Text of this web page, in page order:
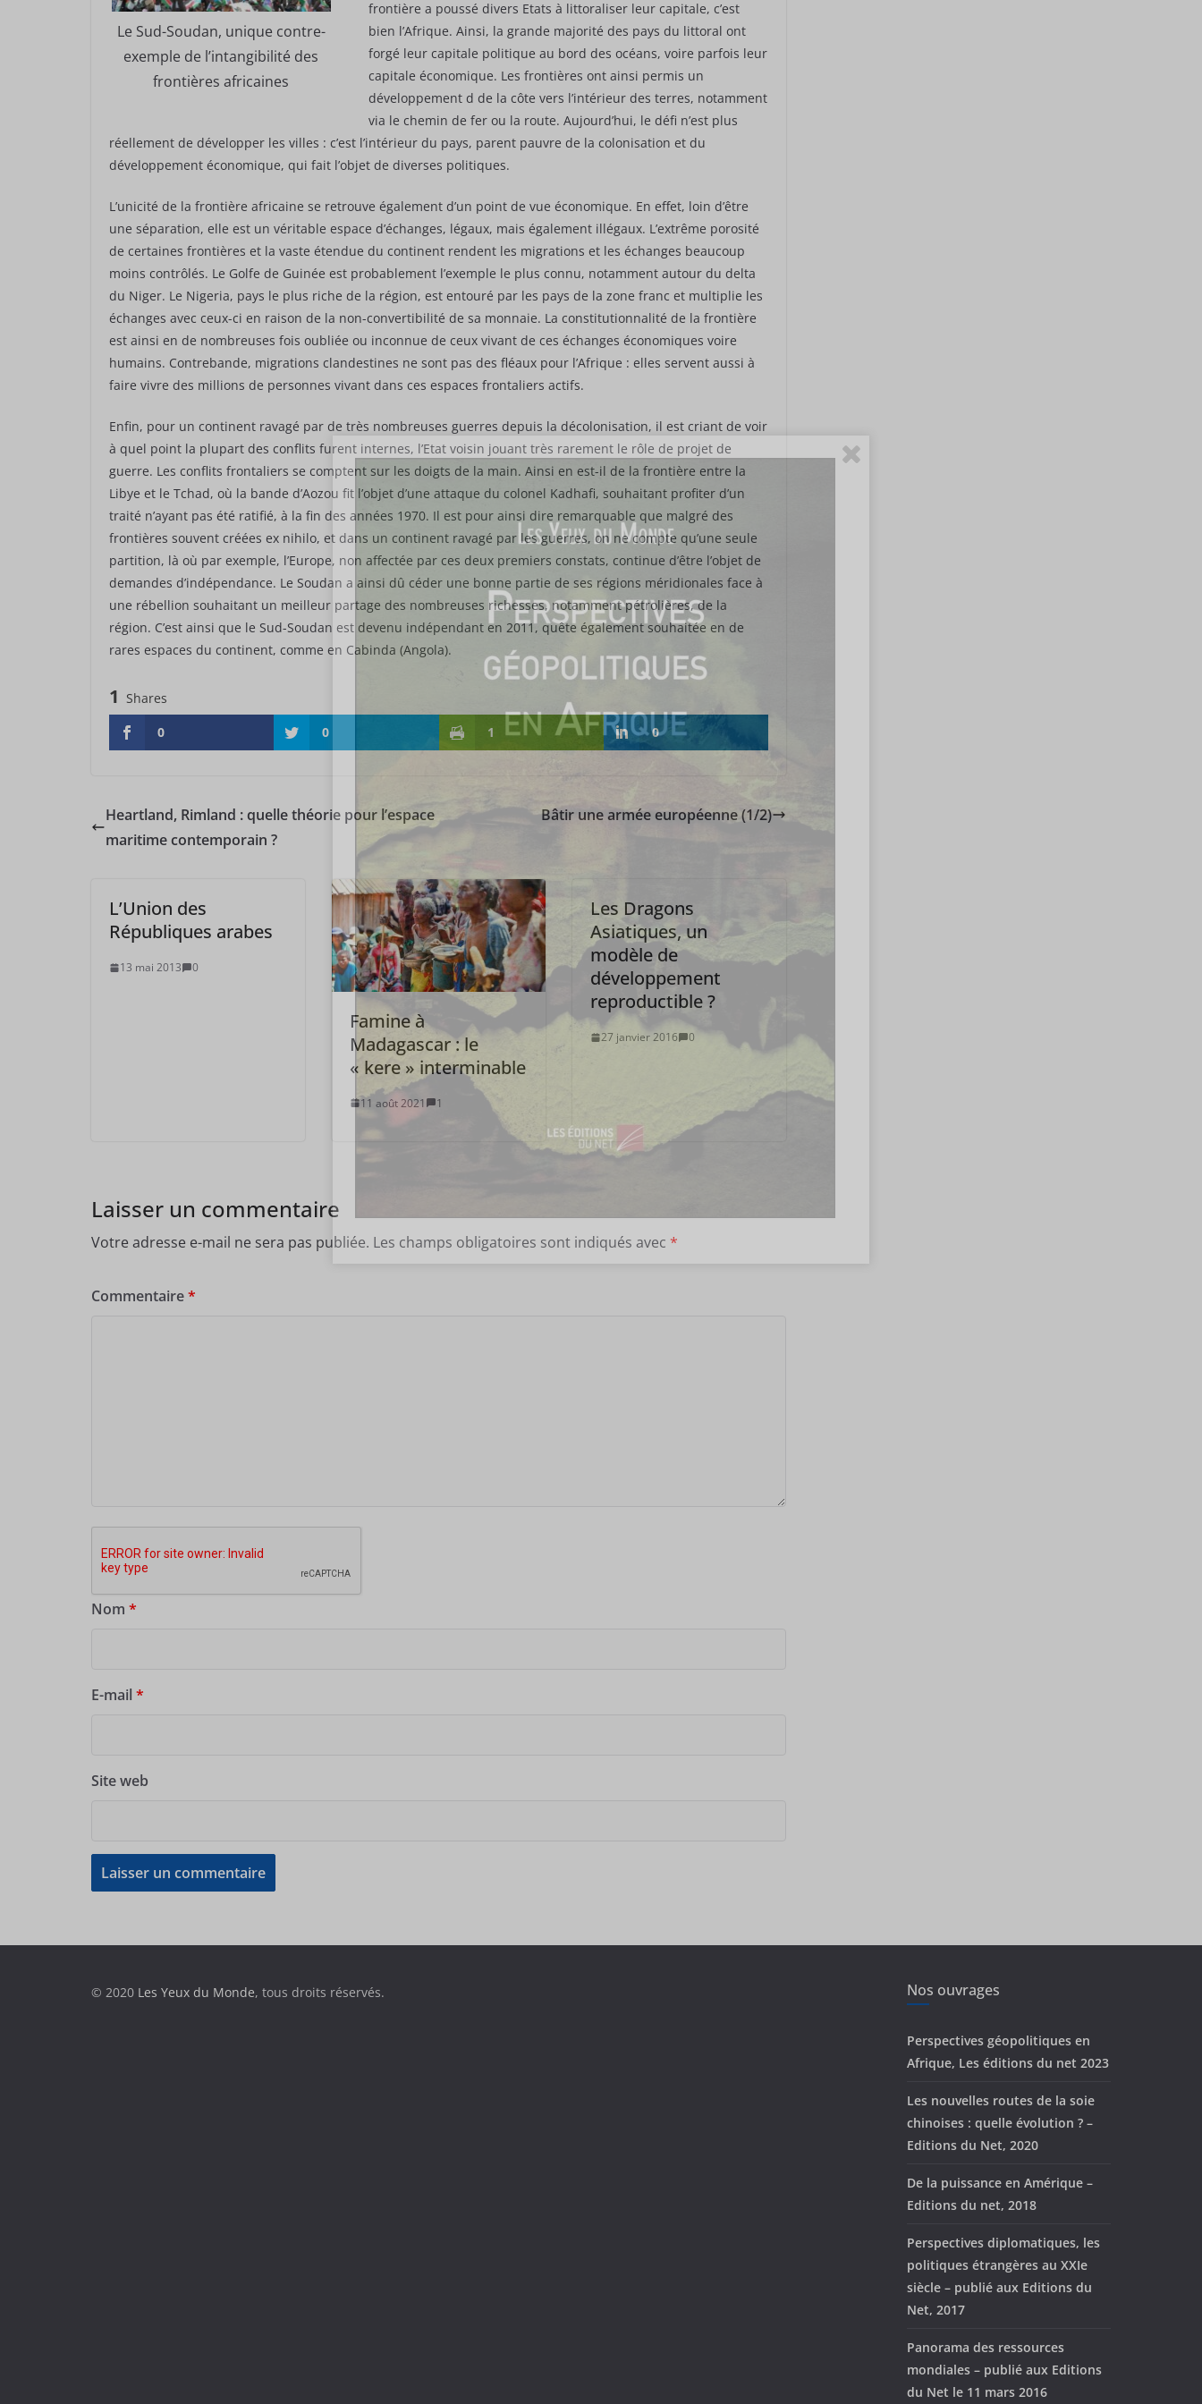
Le Sud-Soudan, unique contre-
exemple de l’intangibilité des
frontières africaines
frontière a poussé divers Etats à littoraliser leur capitale, c’est
bien l’Afrique. Ainsi, la grande majorité des pays du littoral ont
forgé leur capitale politique au bord des océans, voire parfois leur
capitale économique. Les frontières ont ainsi permis un
développement d de la côte vers l’intérieur des terres, notamment
via le chemin de fer ou la route. Aujourd’hui, le défi n’est plus
réellement de développer les villes : c’est l’intérieur du pays, parent pauvre de la colonisation et du
développement économique, qui fait l’objet de diverses politiques.
L’unicité de la frontière africaine se retrouve également d’un point de vue économique. En effet, loin d’être
une séparation, elle est un véritable espace d’échanges, légaux, mais également illégaux. L’extrême porosité
de certaines frontières et la vaste étendue du continent rendent les migrations et les échanges beaucoup
moins contrôlés. Le Golfe de Guinée est probablement l’exemple le plus connu, notamment autour du delta
du Niger. Le Nigeria, pays le plus riche de la région, est entouré par les pays de la zone franc et multiplie les
échanges avec ceux-ci en raison de la non-convertibilité de sa monnaie. La constitutionnalité de la frontière
est ainsi en de nombreuses fois oubliée ou inconnue de ceux vivant de ces échanges économiques voire
humains. Contrebande, migrations clandestines ne sont pas des fléaux pour l’Afrique : elles servent aussi à
faire vivre des millions de personnes vivant dans ces espaces frontaliers actifs.
Enfin, pour un continent ravagé par de très nombreuses guerres depuis la décolonisation, il est criant de voir
à quel point la plupart des conflits furent internes, l’Etat voisin jouant très rarement le rôle de projet de
guerre. Les conflits frontaliers se comptent sur les doigts de la main. Ainsi en est-il de la frontière entre la
Libye et le Tchad, où la bande d’Aozou fit l’objet d’une attaque du colonel Kadhafi, souhaitant profiter d’un
traité n’ayant pas été ratifié, à la fin des années 1970. Il est pour ainsi dire remarquable que malgré des
frontières souvent créées ex nihilo, et dans un continent ravagé par les guerres, on ne compte qu’une seule
partition, là où par exemple, l’Europe, non affectée par ces deux premiers constats, continue d’être l’objet de
demandes d’indépendance. Le Soudan a ainsi dû céder une bonne partie de ses régions méridionales face à
une rébellion souhaitant un meilleur partage des nombreuses richesses, notamment pétrolières, de la
région. C’est ainsi que le Sud-Soudan est devenu indépendant en 2011, quête également souhaitée en de
rares espaces du continent, comme en Cabinda (Angola).
1 Shares
0
0 1 0
Heartland, Rimland : quelle théorie pour l’espace
maritime contemporain ?
Bâtir une armée européenne (1/2)
L’Union des
Républiques arabes
13 mai 2013 0
Famine à
Madagascar : le
« kere » interminable
11 août 2021 1
Les Dragons
Asiatiques, un
modèle de
développement
reproductible ?
27 janvier 2016 0
Laisser un commentaire
Votre adresse e-mail ne sera pas publiée. Les champs obligatoires sont indiqués avec *
Commentaire*
Nom *
E-mail *
Site web
© 2020 Les Yeux du Monde, tous droits réservés. Nos ouvrages
Perspectives géopolitiques en
Afrique, Les éditions du net 2023
Les nouvelles routes de la soie
chinoises : quelle évolution ? –
Editions du Net, 2020
De la puissance en Amérique –
Editions du net, 2018
Perspectives diplomatiques, les
politiques étrangères au XXIe
siècle – publié aux Editions du
Net, 2017
Panorama des ressources
mondiales – publié aux Editions
du Net le 11 mars 2016